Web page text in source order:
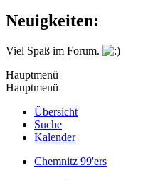
Neuigkeiten:
Viel Spaß im Forum.
Hauptmenü
Hauptmenü
Übersicht
Suche
Kalender
Chemnitz 99'ers